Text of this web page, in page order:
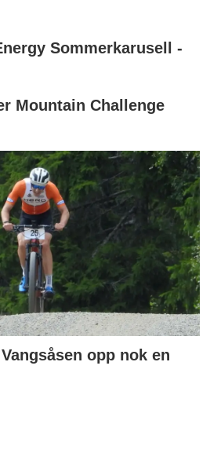
Sommerkarusell -
Mountain Challenge
opp nok en